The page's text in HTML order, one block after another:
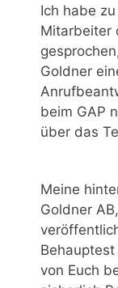
Ich habe
Mitarbeiter
Goldner
beim GAP
über das
Meine
Goldner
von Euch